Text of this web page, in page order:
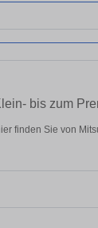
bis zum
finden Sie von